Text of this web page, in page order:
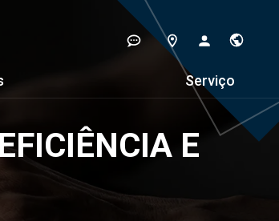
Serviço
E